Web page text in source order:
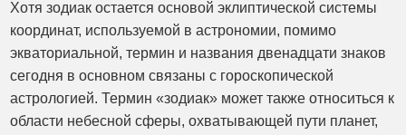
Хотя зодиак остается основой эклиптической системы
координат, используемой в астрономии, помимо
экваториальной, термин и названия двенадцати знаков
сегодня в основном связаны с гороскопической
астрологией. Термин «зодиак» может также относиться к
области небесной сферы, охватывающей пути планет,